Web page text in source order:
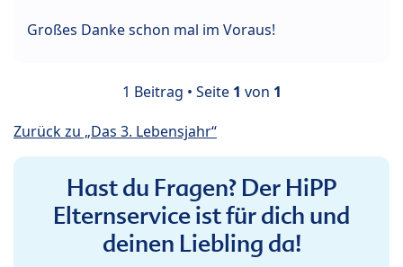
Großes Danke schon mal im Voraus!
1 Beitrag • Seite 1 von 1
Zurück zu „Das 3. Lebensjahr“
Hast du Fragen? Der HiPP
Elternservice ist für dich und
deinen Liebling da!